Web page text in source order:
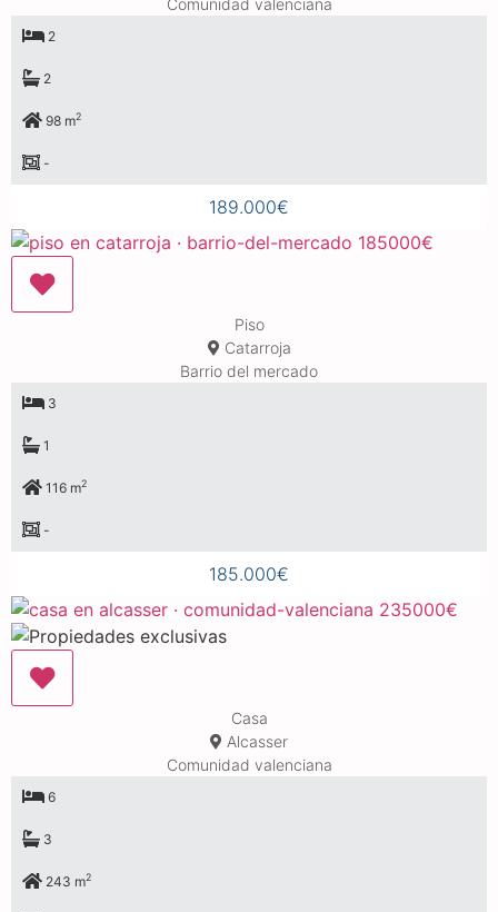
2
2
98 m2
-
189.000€
Piso
Catarroja
Barrio del mercado
3
1
116 m2
-
185.000€
Casa
Alcasser
Comunidad valenciana
6
3
243 m2